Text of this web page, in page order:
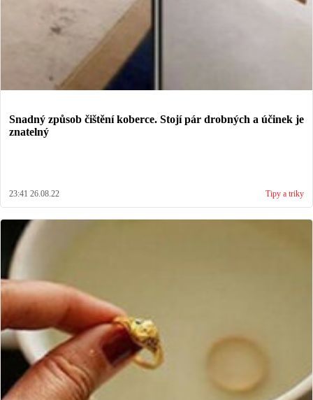
Snadný způsob čištění koberce. Stojí pár drobných a účinek je
znatelný
23:41 26.08.22 Tipy a triky